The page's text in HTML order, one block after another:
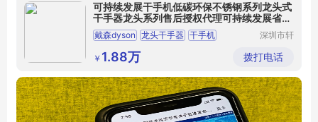
可持续发展干手机低碳环保不锈钢系列龙头式
干手器龙头系列售后授权代理可持续发展省纸
神器戴森dyson
戴森dyson 龙头干手器 干手机
胖东来龙头
深圳市轩
有限公司
￥ 1.88万 拨打电话